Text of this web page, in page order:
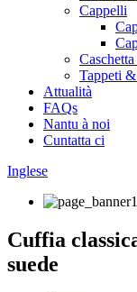
Cappelli
Tappeti
Attualità
FAQs
Nantu à noi
Cuntatta ci
Inglese
Cuffia
suede